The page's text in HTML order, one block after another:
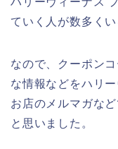
ていく人が数多く
なので、クーポン
な情報などをハリ
お店のメルマガな
と思いました。